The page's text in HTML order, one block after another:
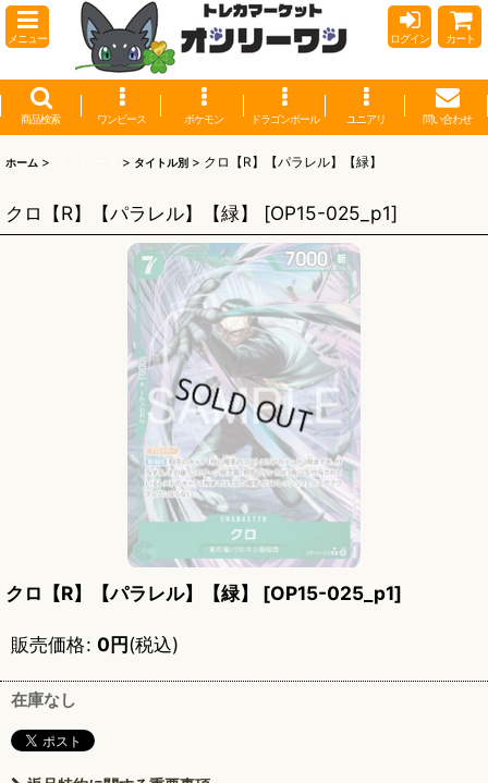
メニュー ログイン カート
商品検索 ワンピース ポケモン ドラゴンボール ユニアリ 問い合わせ
ホーム > > タイトル別 > クロ【R】【パラレル】【緑】
クロ【R】【パラレル】【緑】 [OP15-025_p1]
クロ【R】【パラレル】【緑】 [OP15-025_p1]
販売価格: 0円(税込)
在庫なし